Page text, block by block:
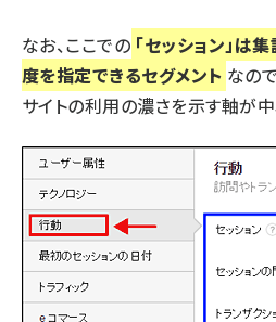
なお、ここでの 「セッション」は
度を指定できるセグメント なの
サイトの利用の濃さを示す軸が中